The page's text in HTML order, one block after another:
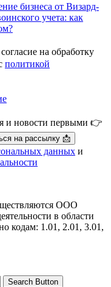
бизнеса от Визард-
учета: как
на обработку
политикой
и новости первыми 👉
данных и
ООО
в области
кодам: 1.01, 2.01, 3.01,
Search Button